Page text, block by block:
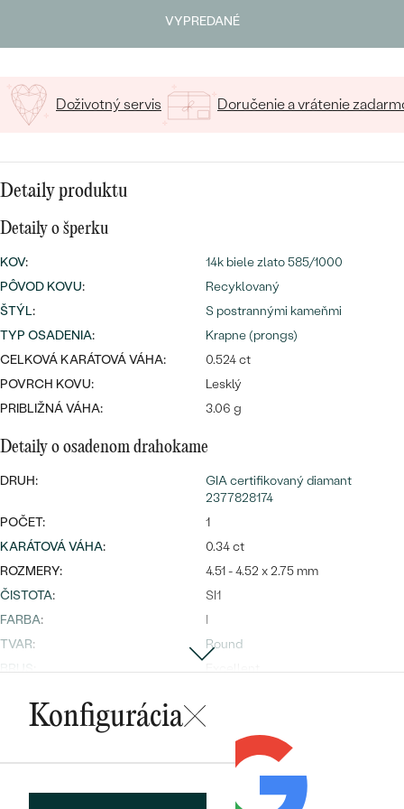
Najpredávanejšie
obrúčky
PREZRIEŤ
DRAHOKAM
PODĽA MATERIÁLU
PLATINA
STRIEBRO
Wave kolekcia
S LAB GROWN DIAMANTMI
S PERLAMI
PODĽA ŠTÝLU
PERSONALIZOVANÉ
MINIMALISTICKÉ
PODĽA PRÍLEŽITOSTI
PODĽA FARBY
PODĽA TVARU DRAHOKAMU
NA MIERU
DIAMANTY
Najpredávanejšie
náušnice
PREZRIEŤ
Personalizované
prívesky
OBJAVIŤ
Najpredávanejšie
PREZRIEŤ
VYPREDANÉ
Doživotný servis Doručenie a vrátenie
Detaily produktu
Detaily o šperku
KOV:
14k biele zlato 585/1000
PÔVOD KOVU:
Recyklovaný
ŠTÝL:
S postrannými kameňmi
TYP OSADENIA:
Krapne (prongs)
CELKOVÁ KARÁTOVÁ VÁHA:
0.524 ct
POVRCH KOVU:
Lesklý
PRIBLIŽNÁ VÁHA:
3.06 g
Detaily o osadenom drahokame
DRUH:
GIA certifikovaný diamant
2377828174
POČET:
1
KARÁTOVÁ VÁHA:
0.34 ct
ROZMERY:
4.51 - 4.52 x 2.75 mm
ČISTOTA:
SI1
FARBA:
I
TVAR:
Round
BRUS:
Excellent
SYMETRIA:
PÔVOD:
Prírodný
ODKAZ NA CERTIFIKÁT:
GIA
Konfigurácia